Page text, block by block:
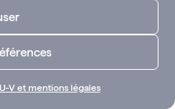
V et mentions légales